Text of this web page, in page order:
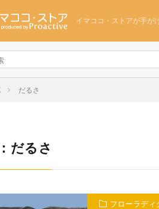
イマココ・ストアが手が
だるさ
だるさ
フローラディ